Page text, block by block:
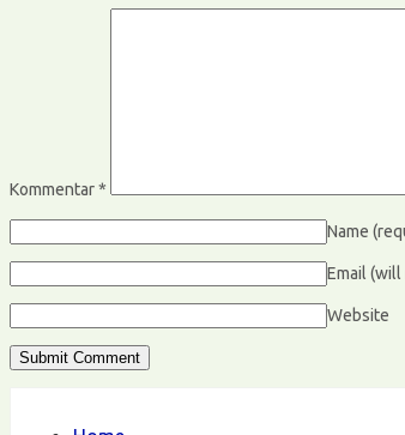
Kommentar*
Name
Email
Website